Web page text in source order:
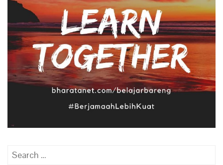
Search